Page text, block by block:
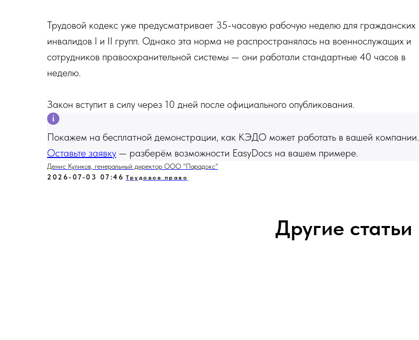
Трудовой кодекс уже предусматривает 35-часовую рабочую неделю для гражданских
инвалидов I и II групп. Однако эта норма не распространялась на военнослужащих и
сотрудников правоохранительной системы — они работали стандартные 40 часов в
неделю.
Закон вступит в силу через 10 дней после официального опубликования.
Покажем на бесплатной демонстрации, как КЭДО может работать в вашей компании.
Оставьте заявку — разберём возможности EasyDocs на вашем примере.
Денис Куликов, генеральный директор ООО "Парадокс"
2026-07-03 07:46 Трудовое право
Другие статьи